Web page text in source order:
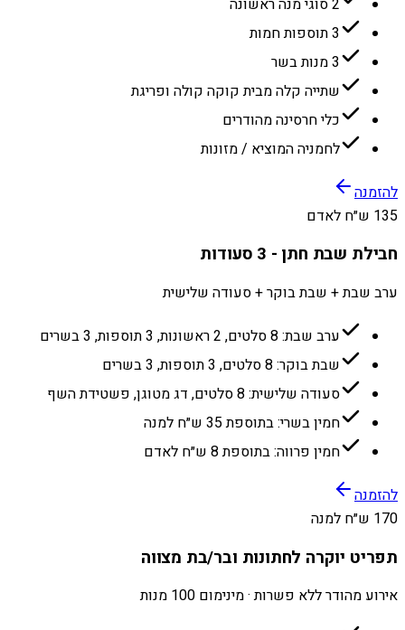
3 תוספות חמות
3 מנות בשר
שתייה קלה מבית קוקה קולה ופריגת
כלי חרסינה מהודרים
לחמניה המוציא / מזונות
להזמנה
135 ש״ח לאדם
חבילת שבת חתן - 3 סעודות
ערב שבת + שבת בוקר + סעודה שלישית
ערב שבת: 8 סלטים, 2 ראשונות, 3 תוספות, 3 בשרים
שבת בוקר: 8 סלטים, 3 תוספות, 3 בשרים
סעודה שלישית: 8 סלטים, דג מטוגן, פשטידת השף
חמין בשרי: בתוספת 35 ש״ח למנה
חמין פרווה: בתוספת 8 ש״ח לאדם
להזמנה
170 ש״ח למנה
תפריט יוקרה לחתונות ובר/בת מצווה
אירוע מהודר ללא פשרות · מינימום 100 מנות